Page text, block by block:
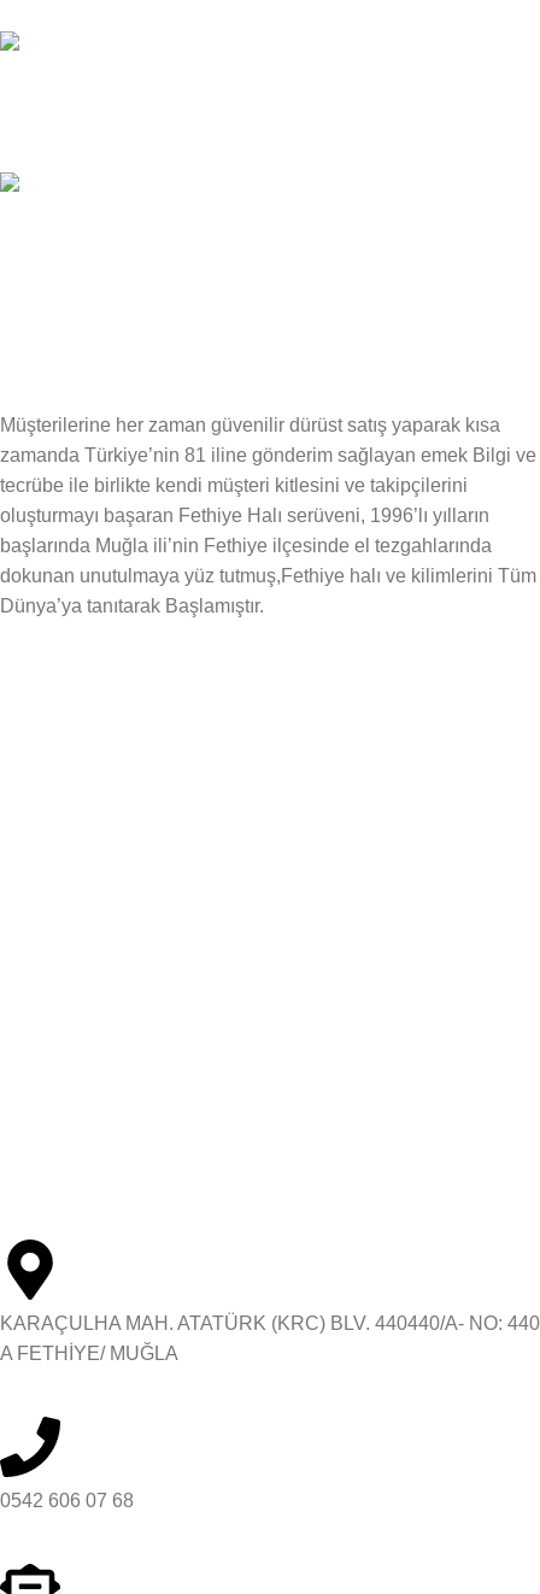
Müşterilerine her zaman güvenilir dürüst satış yaparak kısa
zamanda Türkiye’nin 81 iline gönderim sağlayan emek Bilgi ve
tecrübe ile birlikte kendi müşteri kitlesini ve takipçilerini
oluşturmayı başaran Fethiye Halı serüveni, 1996’lı yılların
başlarında Muğla ili’nin Fethiye ilçesinde el tezgahlarında
dokunan unutulmaya yüz tutmuş,Fethiye halı ve kilimlerini Tüm
Dünya’ya tanıtarak Başlamıştır.
KARAÇULHA MAH. ATATÜRK (KRC) BLV. 440440/A- NO: 440
A FETHİYE/ MUĞLA
0542 606 07 68